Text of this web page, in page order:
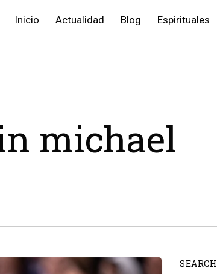
Inicio Actualidad Blog Espirituales
michael
SEARCH